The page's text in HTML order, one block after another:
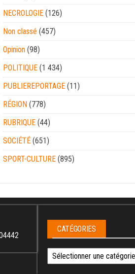
NECROLOGIE (126)
Non classé (457)
Opinion (98)
POLITIQUE (1 434)
PUBLIEREPORTAGE (11)
RÉGION (778)
RUBRIQUE (44)
SOCIÉTÉ (651)
SPORT-CULTURE (895)
CATÉGORIES
Catégories